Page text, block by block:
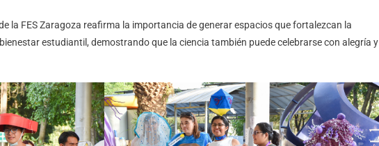
la FES Zaragoza reafirma la importancia de generar espacios que fortalezcan la
estudiantil, demostrando que la ciencia también puede celebrarse con alegría y